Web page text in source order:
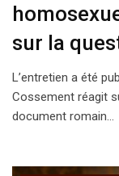
sur la
L’entretien a été
Cossement réagit
document romain…